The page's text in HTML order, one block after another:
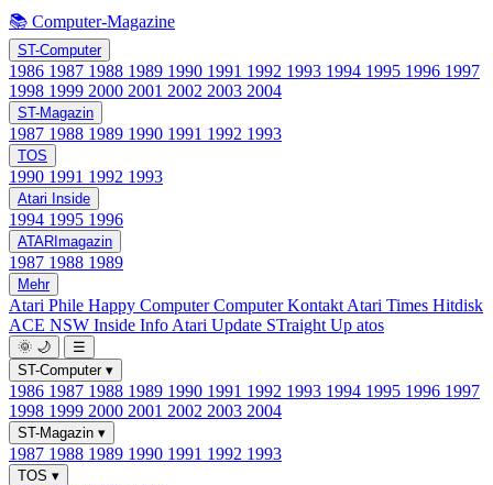
📚 Computer-Magazine
ST-Computer
1986 1987 1988 1989 1990 1991 1992 1993 1994 1995 1996 1997
1998 1999 2000 2001 2002 2003 2004
ST-Magazin
1987 1988 1989 1990 1991 1992 1993
TOS
1990 1991 1992 1993
Atari Inside
1994 1995 1996
ATARImagazin
1987 1988 1989
Mehr
Atari Phile Happy ComputerComputer Kontakt Atari Times Hitdisk
ACE NSW Inside Info Atari Update STraight Up atos
🌞 🌙
☰
ST-Computer ▾
1986 1987 1988 1989 1990 1991 1992 1993 1994 1995 1996 1997
1998 1999 2000 2001 2002 2003 2004
ST-Magazin ▾
1987 1988 1989 1990 1991 1992 1993
TOS ▾